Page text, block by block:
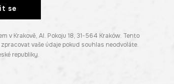
se
v Krakově, Al. Pokoju 18, 31-564 Kraków. Tento
vaše údaje pokud souhlas neodvoláte.
republiky.